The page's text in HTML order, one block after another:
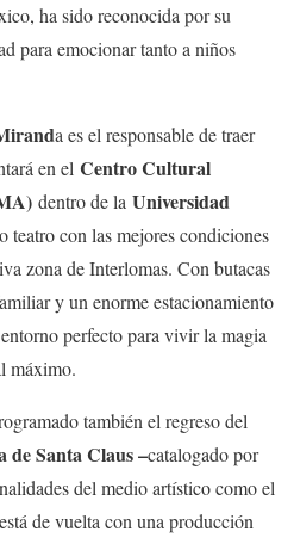
ha sido reconocida por su
para emocionar tanto a niños
a es el responsable de traer
en el Centro Cultural
dentro de la Universidad
teatro con las mejores condiciones
zona de Interlomas. Con butacas
y un enorme estacionamiento
perfecto para vivir la magia
máximo.
también el regreso del
de Santa Claus –catalogado por
del medio artístico como el
de vuelta con una producción